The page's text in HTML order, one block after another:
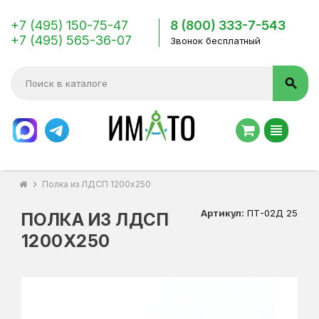
+7 (495) 150-75-47
+7 (495) 565-36-07
8 (800) 333-7-543
Звонок бесплатный
search
view_headline
chevron_right Полка из ЛДСП 1200х250
ПОЛКА ИЗ ЛДСП
1200Х250
Артикул: ПТ-02Д 25